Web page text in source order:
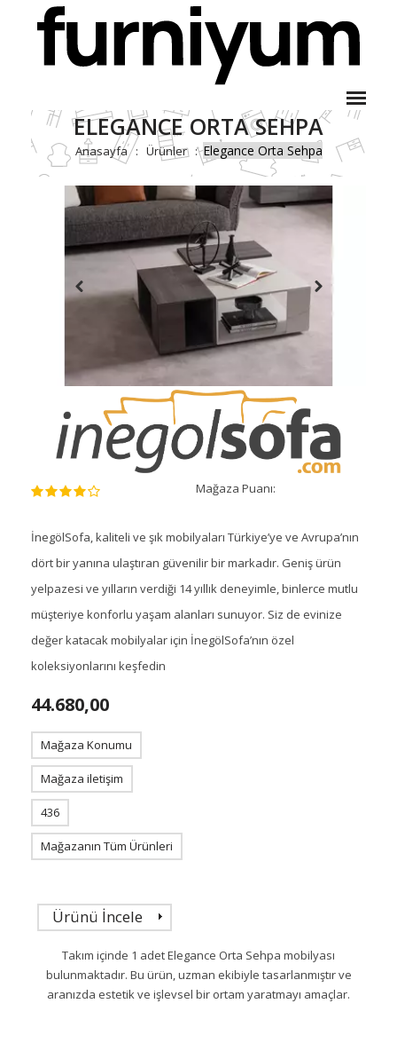
ELEGANCE ORTA SEHPA
Anasayfa Ürünler Elegance Orta Sehpa
Mağaza Puanı:
İnegölSofa, kaliteli ve şık mobilyaları Türkiye’ye ve Avrupa’nın
dört bir yanına ulaştıran güvenilir bir markadır. Geniş ürün
yelpazesi ve yılların verdiği 14 yıllık deneyimle, binlerce mutlu
müşteriye konforlu yaşam alanları sunuyor. Siz de evinize
değer katacak mobilyalar için İnegölSofa’nın özel
koleksiyonlarını keşfedin
44.680,00
Mağaza Konumu
Mağaza iletişim
436
Mağazanın Tüm Ürünleri
Ürünü İncele
Takım içinde 1 adet Elegance Orta Sehpa mobilyası
bulunmaktadır. Bu ürün, uzman ekibiyle tasarlanmıştır ve
aranızda estetik ve işlevsel bir ortam yaratmayı amaçlar.